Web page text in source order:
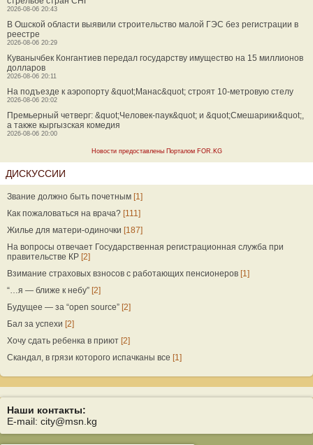
2026-08-06 20:43
В Ошской области выявили строительство малой ГЭС без регистрации в
реестре
2026-08-06 20:29
Куванычбек Конгантиев передал государству имущество на 15 миллионов
долларов
2026-08-06 20:11
На подъезде к аэропорту &quot;Манас&quot; строят 10-метровую стелу
2026-08-06 20:02
Премьерный четверг: &quot;Человек-паук&quot; и &quot;Смешарики&quot;,
а также кыргызская комедия
2026-08-06 20:00
Новости предоставлены Порталом FOR.KG
ДИСКУССИИ
Звание должно быть почетным [1]
Как пожаловаться на врача? [111]
Жилье для матери-одиночки [187]
На вопросы отвечает Государственная регистрационная служба при
правительстве КР [2]
Взимание страховых взносов с работающих пенсионеров [1]
“…я — ближе к небу” [2]
Будущее — за “open source” [2]
Бал за успехи [2]
Хочу сдать ребенка в приют [2]
Скандал, в грязи которого испачканы все [1]
Наши контакты:
E-mail: city@msn.kg